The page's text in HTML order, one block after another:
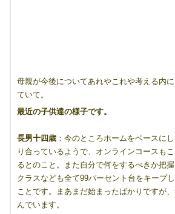
母親が今後についてあれやこれや考える内
ていて。
最近の子供達の様子です。
長男十四歳：今のところホームをベースに
り合っているようで、オンラインコースも
るとのこと。また自分で何をするべきか把
クラスなども全て99パーセント台をキープ
ことです。まあまだ始まったばかりですが
んでいます。